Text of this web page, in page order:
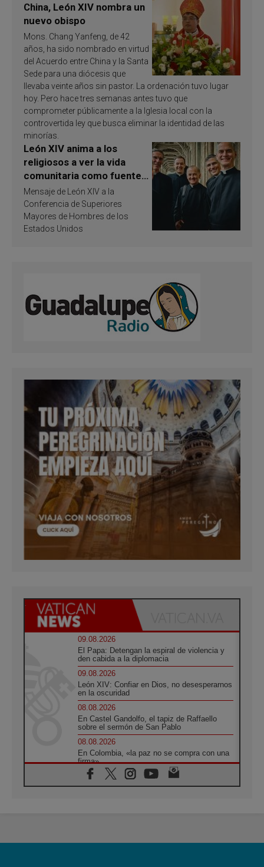
China, León XIV nombra un
nuevo obispo
Mons. Chang Yanfeng, de 42
años, ha sido nombrado en virtud
del Acuerdo entre China y la Santa
Sede para una diócesis que
llevaba veinte años sin pastor. La ordenación tuvo lugar
hoy. Pero hace tres semanas antes tuvo que
comprometer públicamente a la Iglesia local con la
controvertida ley que busca eliminar la identidad de las
minorías.
León XIV anima a los
religiosos a ver la vida
comunitaria como fuente
de inspiración y
santificación
Mensaje de León XIV a la
Conferencia de Superiores
Mayores de Hombres de los
Estados Unidos
09.08.2026
El Papa: Detengan la espiral de violencia y
den cabida a la diplomacia
09.08.2026
León XIV: Confiar en Dios, no desesperarnos
en la oscuridad
08.08.2026
En Castel Gandolfo, el tapiz de Raffaello
sobre el sermón de San Pablo
08.08.2026
En Colombia, «la paz no se compra con una
firma»
08.08.2026
En Venezuela celebraron los 416 años del
08.08.2026